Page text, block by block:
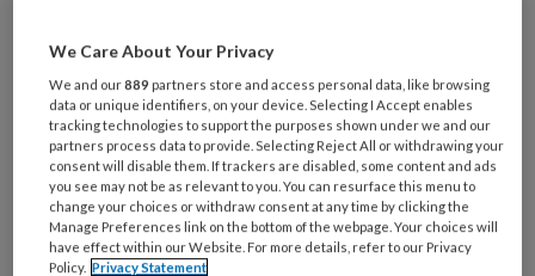
extra hulp voor gekregen. Er waren andere
dingen in zijn leven die eerst geregeld moesten
worden. School en vader willen graag weten
waar de problemen van Mees vandaan komen.
En school vraagt zich af wat ze moeten doen
om hem aan het leren te krijgen.
Mees zit naast zijn vader in de wachtkamer. Als
We Care About Your Privacy
We and our889 partners store and access personal data, like browsing
data or unique identifiers, on your device. Selecting I Accept enables
tracking technologies to support the purposes shown under we and our
partners process data to provide. Selecting Reject All or withdrawing your
consent will disable them. If trackers are disabled, some content and ads
you see may not be as relevant to you. You can resurface this menu to
change your choices or withdraw consent at any time by clicking the
Manage Preferences link on the bottom of the webpage. Your choices will
have effect within our Website. For more details, refer to our Privacy
Policy. Privacy Statement